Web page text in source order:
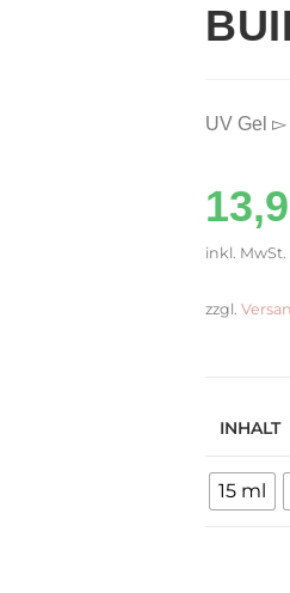
UV Gel ▻
inkl. MwSt.
zzgl.
INHALT
15 ml